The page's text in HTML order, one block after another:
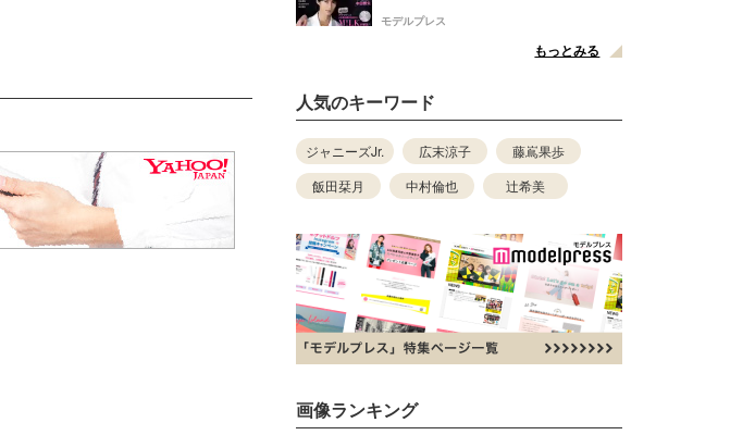
モデルプレス
もっとみる
人気のキーワード
ジャニーズJr. 広末涼子
藤嶌果歩
飯田栞月
中村倫也 辻希美
画像ランキング